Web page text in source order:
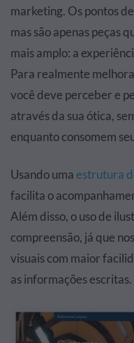
marketing. Os pontos
mas são apenas peças
mais amplo: a
Para realmente
você deve perceber e
através da sua ótica,
enquanto consomem
Usando umaestrutura
facilita o
Além disso, o uso de
compreensão, já que
visuais com maior
as informações escritas.